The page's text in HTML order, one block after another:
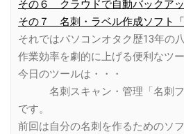
その６ クラウドで自動バックアッ
その７ 名刺・ラベル作成ソフト「
それではパソコンオタク歴13年の
作業効率を劇的に上げる便利なツ
今日のツールは・・・
名刺スキャン・管理「名刺フ
です。
前回は自分の名刺を作るためのソ